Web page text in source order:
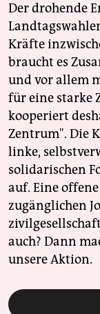
Der drohende
Kräfte
braucht es
und vor allem
für eine starke
kooperiert
Zentrum". Die
linke,
solidarischen
auf. Eine
zugänglichen
auch? Dann
unsere Aktion.